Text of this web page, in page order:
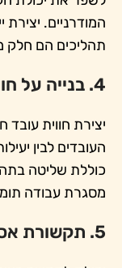
המודרניים. יצירת
תהליכים הם חלק
4. בנייה על חווית המשתמש:
יצירת חווית עובד
העובדים לבין
כוללת שליטה
מסגרת עבודה
5. תקשורת אסטרטגית: